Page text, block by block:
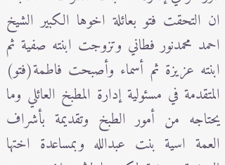
ان التحقت فتو بعائلة اخوها الكبير الشيخ
احمد محمدنور فطاني وتزوجت ابنته صفية ثم
ابنته عزيزة ثم أسماء وأصبحت فاطمة(فتو)
المتقدمة في مسئولية إدارة المطبخ العائلي وما
يحتاجه من أمور الطبخ وتقديمة بأشراف
العمة اسية بنت عبدالله وبمساعدة اختها